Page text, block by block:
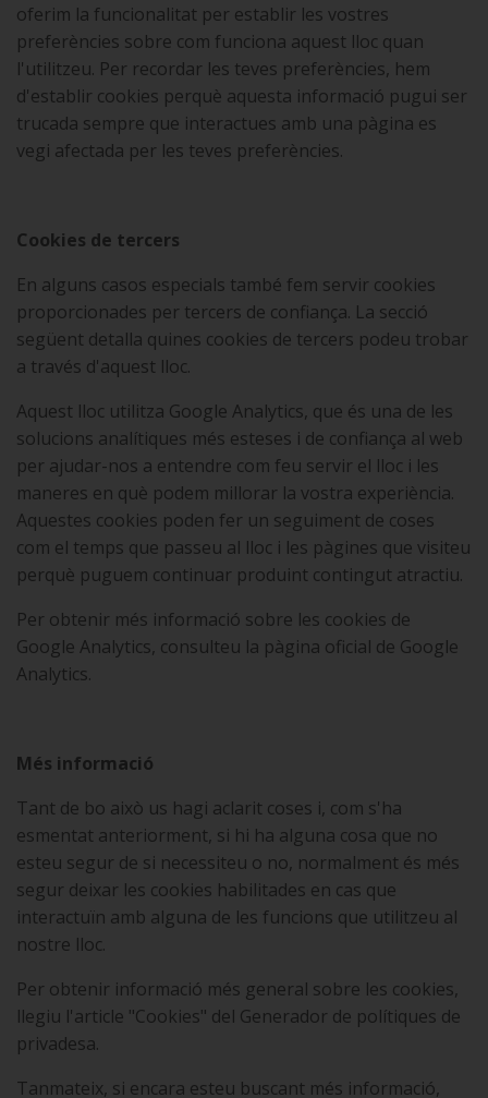
oferim la funcionalitat per establir les vostres
preferències sobre com funciona aquest lloc quan
l'utilitzeu. Per recordar les teves preferències, hem
d'establir cookies perquè aquesta informació pugui ser
trucada sempre que interactues amb una pàgina es
vegi afectada per les teves preferències.
Cookies de tercers
En alguns casos especials també fem servir cookies
proporcionades per tercers de confiança. La secció
següent detalla quines cookies de tercers podeu trobar
a través d'aquest lloc.
Aquest lloc utilitza Google Analytics, que és una de les
solucions analítiques més esteses i de confiança al web
per ajudar-nos a entendre com feu servir el lloc i les
maneres en què podem millorar la vostra experiència.
Aquestes cookies poden fer un seguiment de coses
com el temps que passeu al lloc i les pàgines que visiteu
perquè puguem continuar produint contingut atractiu.
Per obtenir més informació sobre les cookies de
Google Analytics, consulteu la pàgina oficial de Google
Analytics.
Més informació
Tant de bo això us hagi aclarit coses i, com s'ha
esmentat anteriorment, si hi ha alguna cosa que no
esteu segur de si necessiteu o no, normalment és més
segur deixar les cookies habilitades en cas que
interactuïn amb alguna de les funcions que utilitzeu al
nostre lloc.
Per obtenir informació més general sobre les cookies,
llegiu l'article "Cookies" del Generador de polítiques de
privadesa.
Tanmateix, si encara esteu buscant més informació,